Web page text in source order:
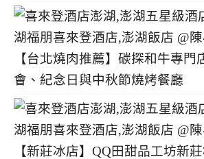
【台北燒肉推薦】碳探和牛專門
會、紀念日與中秋節燒烤餐廳
【新莊冰店】QQ田甜品工坊新